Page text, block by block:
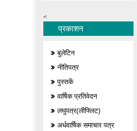
<
प्रकाशन
बुलेटिन
नीतिपत्र
पुस्तकें
वार्षिक प्रतिवेदन
लघुपत्र(लीफ्लिट)
अर्धवार्षिक समाचार पत्र